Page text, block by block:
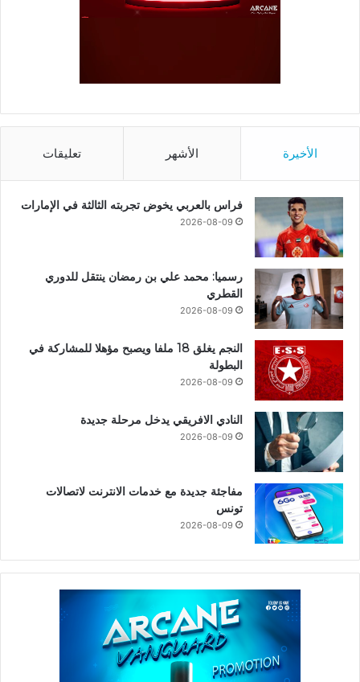
الأخيرة الأشهر تعليقات
فراس بالعربي يخوض تجربته الثالثة في الإمارات
2026-08-09
رسميا: محمد علي بن رمضان ينتقل للدوري
القطري
2026-08-09
النجم يغلق 18 ملفا ويصبح مؤهلا للمشاركة في
البطولة
2026-08-09
النادي الافريقي يدخل مرحلة جديدة
2026-08-09
مفاجئة جديدة مع خدمات الانترنت لاتصالات
تونس
2026-08-09